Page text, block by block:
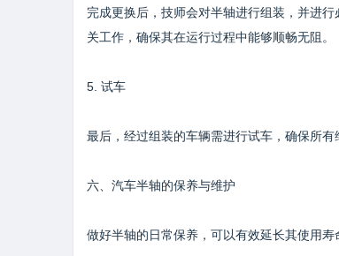
完成更换后，技师会对半轴进行组装，并进
关工作，确保其在运行过程中能够顺畅无阻。
5. 试车
最后，经过组装的车辆需进行试车，确保所
六、汽车半轴的保养与维护
做好半轴的日常保养，可以有效延长其使用